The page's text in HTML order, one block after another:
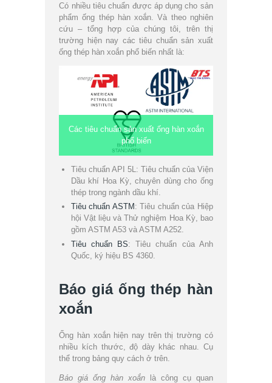
Có nhiều tiêu chuẩn được áp dụng cho sản
phẩm ống thép hàn xoắn. Và theo nghiên
cứu – tổng hợp của chúng tôi, trên thị
trường hiện nay các tiêu chuẩn sản xuất
ống thép hàn xoắn phổ biến nhất là:
Các tiêu chuẩn sản xuất ống hàn xoắn
phổ biến
Tiêu chuẩn API 5L: Tiêu chuẩn của Viện
Dầu khí Hoa Kỳ, chuyên dùng cho ống
thép trong ngành dầu khí.
Tiêu chuẩn ASTM : Tiêu chuẩn của Hiệp
hội Vật liệu và Thử nghiệm Hoa Kỳ, bao
gồm ASTM A53 và ASTM A252.
Tiêu chuẩn BS: Tiêu chuẩn của Anh
Quốc, ký hiệu BS 4360.
Báo giá ống thép hàn
xoắn
Ống hàn xoắn hiện nay trên thị trường có
nhiều kích thước, độ dày khác nhau. Cụ
thể trong bảng quy cách ở trên.
Báo giá ống hàn xoắn là công cụ quan